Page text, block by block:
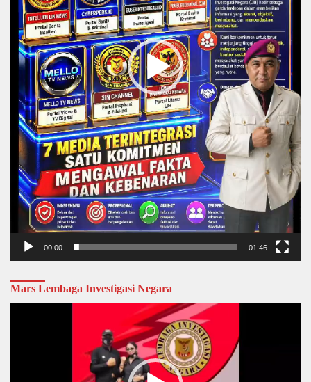
00:00 01:46
Mars Lembaga Investigasi Negara